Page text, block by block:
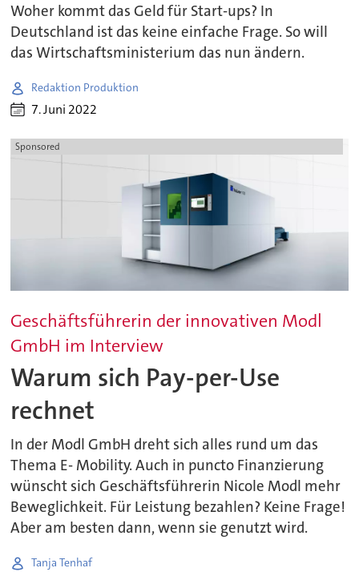
Woher kommt das Geld für Start-ups? In
Deutschland ist das keine einfache Frage. So will
das Wirtschaftsministerium das nun ändern.
Redaktion Produktion
7. Juni 2022
Sponsored
Geschäftsführerin der innovativen Modl
GmbH im Interview
Warum sich Pay-per-Use
rechnet
In der Modl GmbH dreht sich alles rund um das
Thema E- Mobility. Auch in puncto Finanzierung
wünscht sich Geschäftsführerin Nicole Modl mehr
Beweglichkeit. Für Leistung bezahlen? Keine Frage!
Aber am besten dann, wenn sie genutzt wird.
Tanja Tenhaf